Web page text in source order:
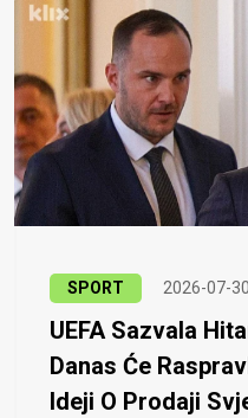
SPORT 2026-07-30
UEFA Sazvala
Danas Će
Ideji O Prodaji